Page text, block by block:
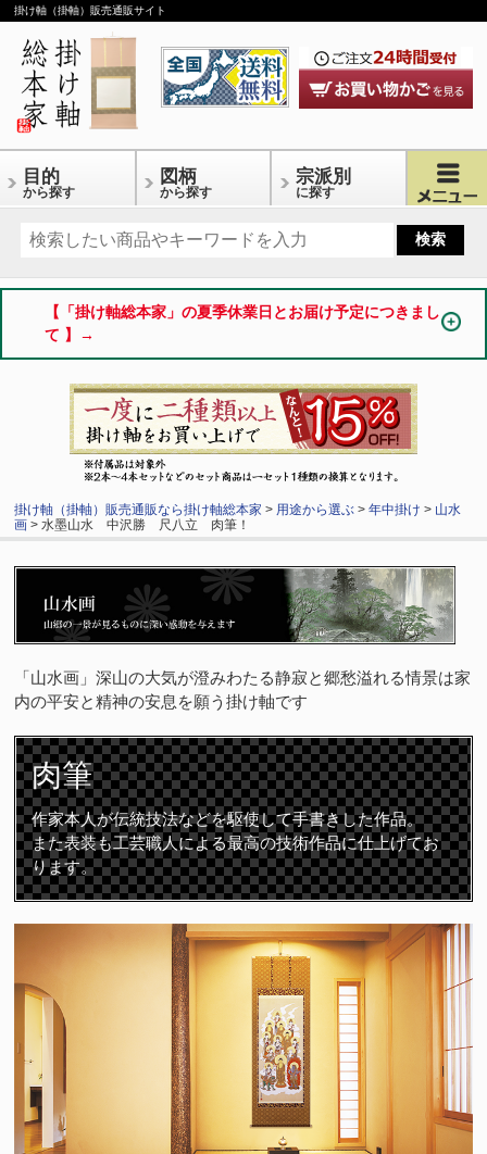
掛け軸（掛軸）販売通販サイト
目的
から探す
図柄
から探す
宗派別
に探す
【「掛け軸総本家」の夏季休業日とお届け予定につきまし
て 】→
掛け軸（掛軸）販売通販なら掛け軸総本家 > 用途から選ぶ >年中掛け > 山水
画 > 水墨山水 中沢勝 尺八立 肉筆！
「山水画」深山の大気が澄みわたる静寂と郷愁溢れる情景は家
内の平安と精神の安息を願う掛け軸です
肉筆
作家本人が伝統技法などを駆使して手書きした作品。
また表装も工芸職人による最高の技術作品に仕上げてお
ります。